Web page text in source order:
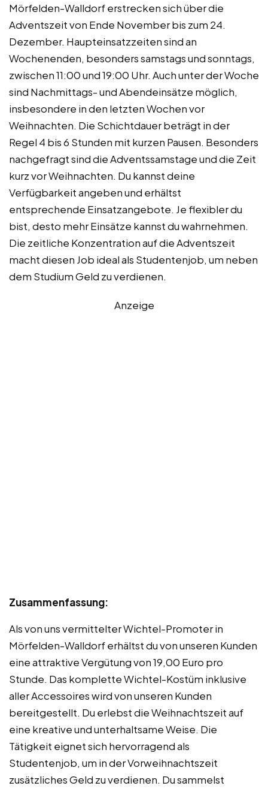
Mörfelden-Walldorf erstrecken sich über die
Adventszeit von Ende November bis zum 24.
Dezember. Haupteinsatzzeiten sind an
Wochenenden, besonders samstags und sonntags,
zwischen 11:00 und 19:00 Uhr. Auch unter der Woche
sind Nachmittags- und Abendeinsätze möglich,
insbesondere in den letzten Wochen vor
Weihnachten. Die Schichtdauer beträgt in der
Regel 4 bis 6 Stunden mit kurzen Pausen. Besonders
nachgefragt sind die Adventssamstage und die Zeit
kurz vor Weihnachten. Du kannst deine
Verfügbarkeit angeben und erhältst
entsprechende Einsatzangebote. Je flexibler du
bist, desto mehr Einsätze kannst du wahrnehmen.
Die zeitliche Konzentration auf die Adventszeit
macht diesen Job ideal als Studentenjob, um neben
dem Studium Geld zu verdienen.
Anzeige
Zusammenfassung:
Als von uns vermittelter Wichtel-Promoter in
Mörfelden-Walldorf erhältst du von unseren Kunden
eine attraktive Vergütung von 19,00 Euro pro
Stunde. Das komplette Wichtel-Kostüm inklusive
aller Accessoires wird von unseren Kunden
bereitgestellt. Du erlebst die Weihnachtszeit auf
eine kreative und unterhaltsame Weise. Die
Tätigkeit eignet sich hervorragend als
Studentenjob, um in der Vorweihnachtszeit
zusätzliches Geld zu verdienen. Du sammelst